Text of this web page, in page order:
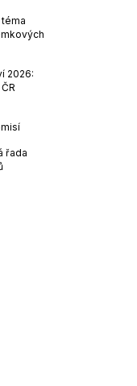
2026:
řada